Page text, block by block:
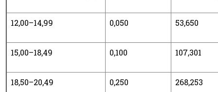
12,00–14,99 0,050 53,650
15,00–18,49 0,100 107,301
18,50–20,49 0,250 268,253